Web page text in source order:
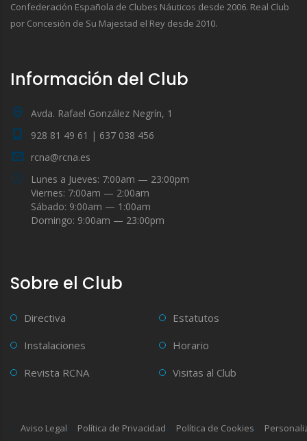
Confederación Española de Clubes Náuticos desde 2006. Real Club
por Concesión de Su Majestad el Rey desde 2010.
Información del Club
Avda. Rafael González Negrín, 1
928 81 49 61 | 637 038 456
rcna@rcna.es
Lunes a Jueves: 7:00am — 23:00pm
Viernes: 7:00am — 2:00am
Sábado: 9:00am — 1:00am
Domingo: 9:00am — 23:00pm
Sobre el Club
Directiva
Estatutos
Instalaciones
Horario
Revista RCNA
Visitas al Club
Aviso Legal Política de Privacidad Política de Cookies